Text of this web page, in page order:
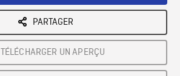
PARTAGER
TÉLÉCHARGER UN APERÇU